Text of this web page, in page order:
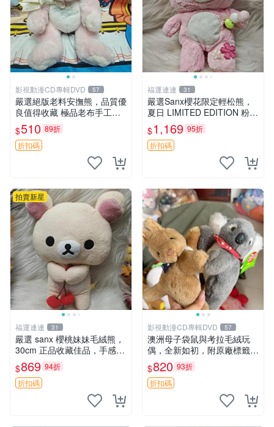
影視動漫CD專輯DVD 57
嚴選絕版老料安撫熊，品質優
良值得收藏 極品老布手工安
撫搖鈴玩具，適合哄睡寶貝
超柔老料搖鈴熊，專為孩子設
計的安心伴護 推薦絕版老布
製工藝搖鈴熊，可當作童
$510 89折
折扣碼
福運連連 31
嚴選Sanx櫻花限定輕松熊，
夏日 LIMITED EDITION 粉色
毛絨熊，背有拉鏈設計，肚內
填充豆袋，精致工藝呈現，狀
態如新，適合收藏與送人 櫻
$1,169 95折
折扣碼
拍賣新星
福運連連 31
嚴選 sanx 櫻桃妹妹毛絨熊，
30cm 正品收藏佳品，手感極
軟，適合贈送與收藏 櫻桃妹
妹、sanx、毛絨熊
$869 94折
折扣碼
影視動漫CD專輯DVD 57
澳洲母子袋鼠與考拉毛絨玩
偶，全新如初，附原廠標籤，
手感極軟，適合贈送親朋好
友。袋鼠與考拉正版，精緻尺
寸，適合作為收藏或家飾擺
設，增添暖意。 母子、袋
$820 93折
折扣碼